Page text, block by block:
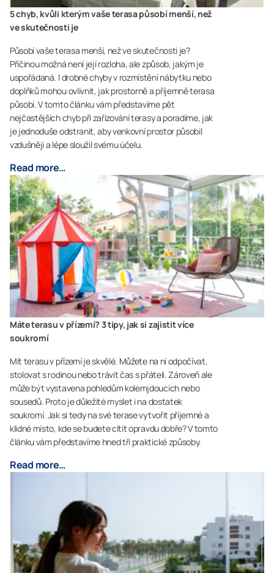
5 chyb, kvůli kterým vaše terasa působí menší, než
ve skutečnosti je
Působí vaše terasa menší, než ve skutečnosti je?
Příčinou možná není její rozloha, ale způsob, jakým je
uspořádaná. I drobné chyby v rozmístění nábytku nebo
doplňků mohou ovlivnit, jak prostorně a příjemně terasa
působí. V tomto článku vám představíme pět
nejčastějších chyb při zařizování terasy a poradíme, jak
je jednoduše odstranit, aby venkovní prostor působil
vzdušněji a lépe sloužil svému účelu.
Read more…
Máte terasu v přízemí? 3 tipy, jak si zajistit více
soukromí
Mít terasu v přízemí je skvělé. Můžete na ní odpočívat,
stolovat s rodinou nebo trávit čas s přáteli. Zároveň ale
může být vystavena pohledům kolemjdoucích nebo
sousedů. Proto je důležité myslet i na dostatek
soukromí. Jak si tedy na své terase vytvořit příjemné a
klidné místo, kde se budete cítit opravdu dobře? V tomto
článku vám představíme hned tři praktické způsoby.
Read more…